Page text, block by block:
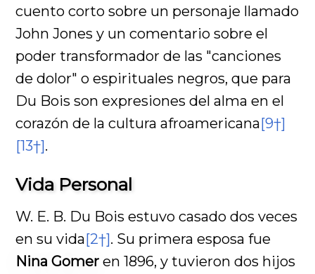
cuento corto sobre un personaje llamado
John Jones y un comentario sobre el
poder transformador de las "canciones
de dolor" o espirituales negros, que para
Du Bois son expresiones del alma en el
corazón de la cultura afroamericana[9†]
[13†].
Vida Personal
W. E. B. Du Bois estuvo casado dos veces
en su vida[2†]. Su primera esposa fue
Nina Gomer en 1896, y tuvieron dos hijos